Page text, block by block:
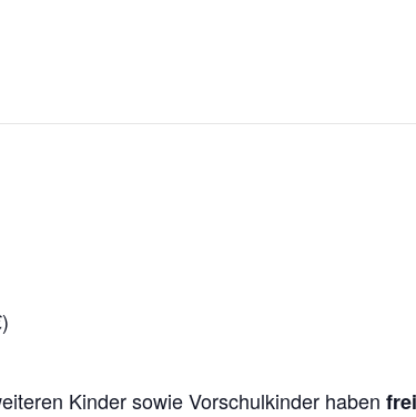
Kinder sowie Vorschulkinder haben